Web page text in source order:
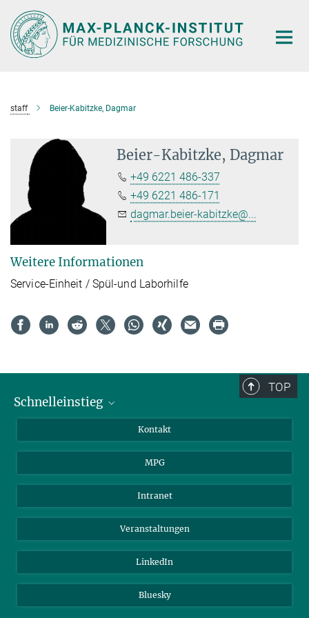
Hauptinhalt
staff Beier-Kabitzke, Dagmar
Beier-Kabitzke, Dagmar
+49 6221 486-337
+49 6221 486-171
dagmar.beier-kabitzke@...
Weitere Informationen
Service-Einheit / Spül-und Laborhilfe
TOP
Schnelleinstieg
Wissenschaftler*innen
Studierende
Bewerber*innen
Kontakt
MPG
Intranet
Veranstaltungen
LinkedIn
Bluesky